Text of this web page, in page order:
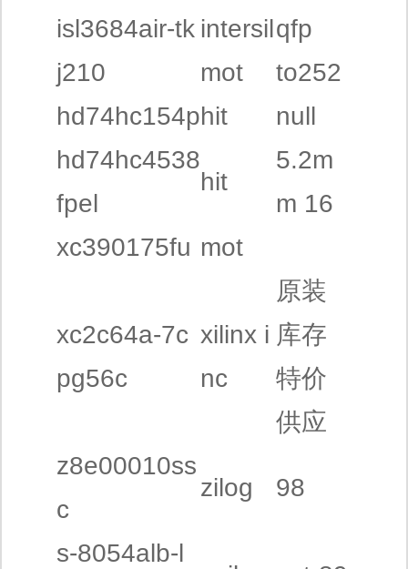
isl3684air-tk intersilqfp
j210
mot
to252
hd74hc154phit
null
hd74hc4538
fpel
hit
5.2m
m 16
xc390175fu mot
xc2c64a-7c
pg56c
xilinx i
nc
原装
库存
特价
供应
z8e00010ss
c
zilog 98
s-8054alb-l